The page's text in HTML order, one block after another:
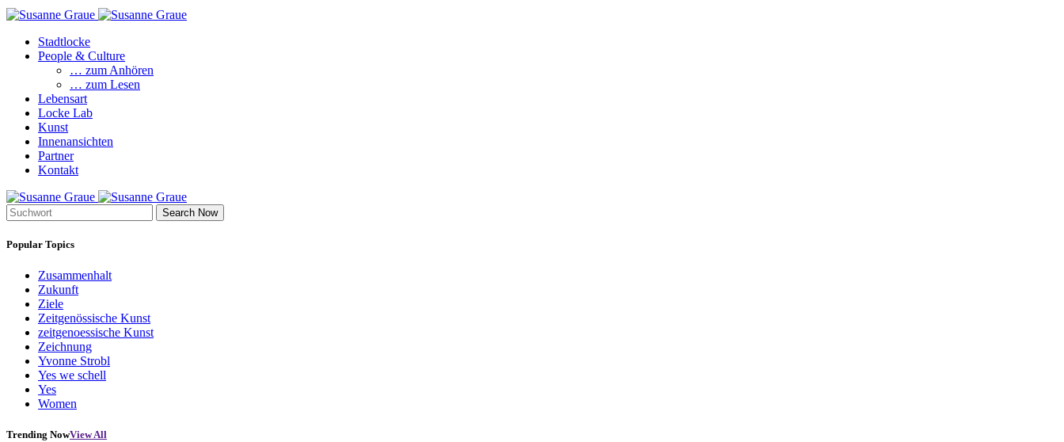
Stadtlocke
People & Culture
… zum Anhören
… zum Lesen
Lebensart
Locke Lab
Kunst
Innenansichten
Partner
Kontakt
Search Now
Popular Topics
Zusammenhalt
Zukunft
Ziele
Zeitgenössische Kunst
zeitgenoessische Kunst
Zeichnung
Yvonne Strobl
Yes we schell
Yes
Women
Trending NowView All